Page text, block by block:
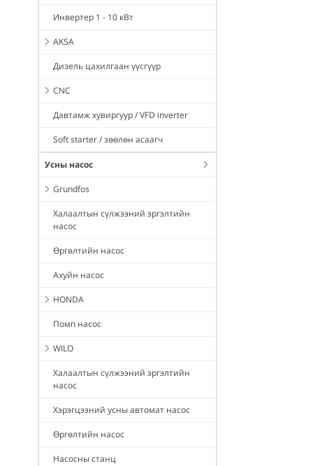
Инвертер 1 - 10 кВт
AKSA
Дизель цахилгаан үүсгүүр
CNC
Давтамж хувиргуур / VFD inverter
Soft starter / зөөлөн асаагч
Усны насос
Grundfos
Халаалтын сүлжээний эргэлтийн
насос
Өргөлтийн насос
Ахуйн насос
HONDA
Помп насос
WILO
Халаалтын сүлжээний эргэлтийн
насос
Хэрэгцээний усны автомат насос
Өргөлтийн насос
Насосны станц